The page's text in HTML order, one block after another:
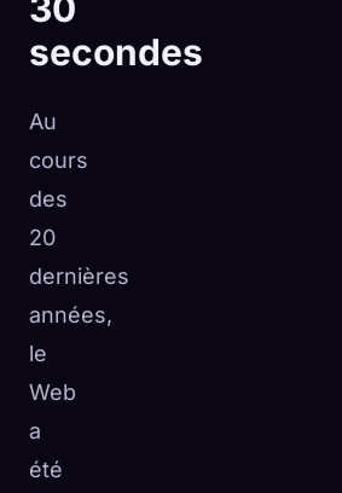
secondes
Au
cours
des
20
dernières
années,
le
Web
a
été